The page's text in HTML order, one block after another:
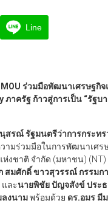
Line
ร่วมมือพัฒนาเศรษฐกิ
าครัฐ ก้าวสู่การเป็น “รัฐบ
รณ์ รัฐมนตรีว่าการกระทร
มร่วมมือในการพัฒนาเศร
งชาติ จำกัด (มหาชน) (NT)
สมศักดิ์ ขาวสุวรรณ์ กรรม
และนายพิชัย ปัญจสังข์ ประธ
ลงนามพร้อมด้วย ดร.อมร มี